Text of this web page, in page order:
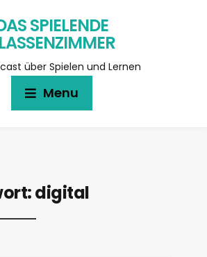
SPIELENDE
über Spielen und Lernen
Menu
digital